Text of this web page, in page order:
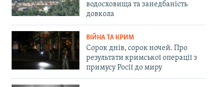
водосховища та занедбаність
довкола
ВІЙНА ТА КРИМ
Сорок днів, сорок ночей. Про
результати кримської операції з
примусу Росії до миру